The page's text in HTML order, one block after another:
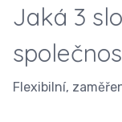
Jaká 3
Flexibilní,